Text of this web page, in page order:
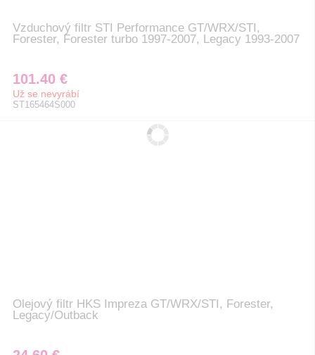
Vzduchový filtr STI Performance GT/WRX/STI,
Forester, Forester turbo 1997-2007, Legacy 1993-2007
101.40 €
Už se nevyrábí
ST165464S000
Olejový filtr HKS Impreza GT/WRX/STI, Forester,
Legacy/Outback